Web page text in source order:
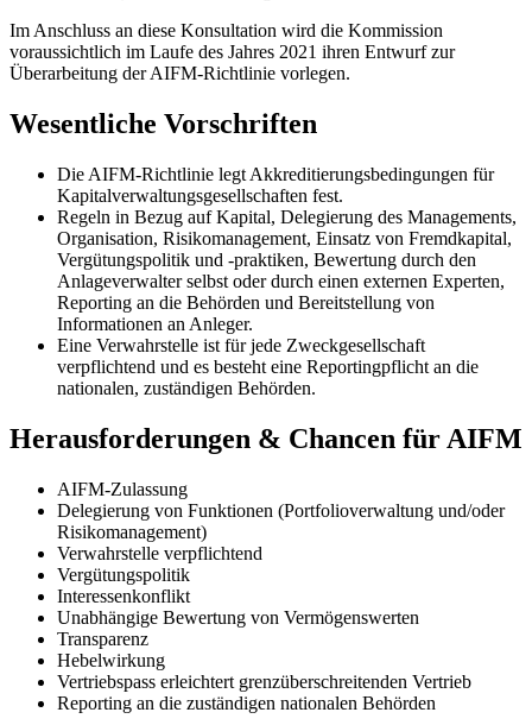
Im Anschluss an diese Konsultation wird die Kommission
voraussichtlich im Laufe des Jahres 2021 ihren Entwurf zur
Überarbeitung der AIFM-Richtlinie vorlegen.
Wesentliche Vorschriften
Die AIFM-Richtlinie legt Akkreditierungsbedingungen für
Kapitalverwaltungsgesellschaften fest.
Regeln in Bezug auf Kapital, Delegierung des Managements,
Organisation, Risikomanagement, Einsatz von Fremdkapital,
Vergütungspolitik und -praktiken, Bewertung durch den
Anlageverwalter selbst oder durch einen externen Experten,
Reporting an die Behörden und Bereitstellung von
Informationen an Anleger.
Eine Verwahrstelle ist für jede Zweckgesellschaft
verpflichtend und es besteht eine Reportingpflicht an die
nationalen, zuständigen Behörden.
Herausforderungen & Chancen für AIFM
AIFM-Zulassung
Delegierung von Funktionen (Portfolioverwaltung und/oder
Risikomanagement)
Verwahrstelle verpflichtend
Vergütungspolitik
Interessenkonflikt
Unabhängige Bewertung von Vermögenswerten
Transparenz
Hebelwirkung
Vertriebspass erleichtert grenzüberschreitenden Vertrieb
Reporting an die zuständigen nationalen Behörden